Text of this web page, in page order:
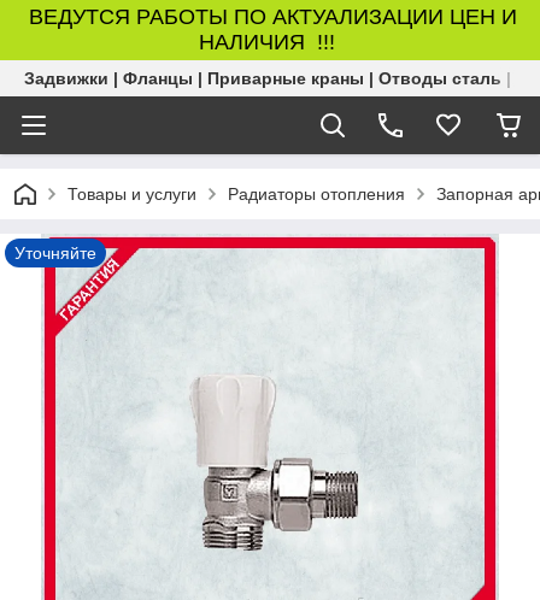
ВЕДУТСЯ РАБОТЫ ПО АКТУАЛИЗАЦИИ ЦЕН И
НАЛИЧИЯ !!!
Задвижки | Фланцы | Приварные краны | Отводы сталь |
Товары и услуги Радиаторы отопления Запорная
Уточняйте